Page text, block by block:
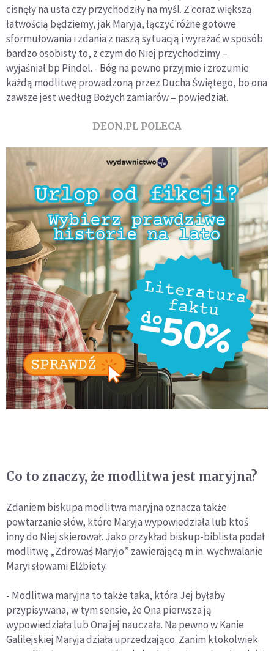
cisnęły na usta czy przychodziły na myśl. Z coraz większą
łatwością będziemy, jak Maryja, łączyć różne gotowe
sformułowania i zdania z naszą sytuacją i wyrażać w sposób
bardzo osobisty to, z czym do Niej przychodzimy –
wyjaśniał bp Pindel. - Bóg na pewno przyjmie i zrozumie
każdą modlitwę prowadzoną przez Ducha Świętego, bo ona
zawsze jest według Bożych zamiarów – powiedział.
DEON.PL POLECA
Co to znaczy, że modlitwa jest maryjna?
Zdaniem biskupa modlitwa maryjna oznacza także
powtarzanie słów, które Maryja wypowiedziała lub ktoś
inny do Niej skierował. Jako przykład biskup-biblista podał
modlitwę „Zdrowaś Maryjo” zawierającą m.in. wychwalanie
Maryi słowami Elżbiety.
- Modlitwa maryjna to także taka, która Jej byłaby
przypisywana, w tym sensie, że Ona pierwsza ją
wypowiedziała lub Ona jej nauczała. Na pewno w Kanie
Galilejskiej Maryja działa uprzedzająco. Zanim ktokolwiek